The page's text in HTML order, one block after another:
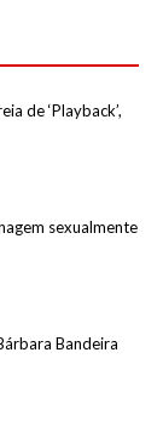
de ‘Playback’,
sexualmente
Bandeira